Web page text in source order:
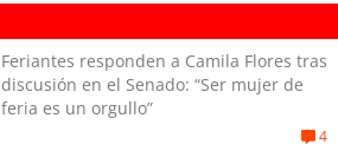
Feriantes responden a Camila Flores tras
discusión en el Senado: “Ser mujer de
feria es un orgullo”
4